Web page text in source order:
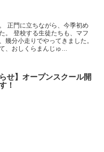
正門に立ちながら、今季初め
。 登校する生徒たちも、マフ
幾分小走りでやってきました。
、おしくらまんじゅ...
らせ】オープンスクール開
！